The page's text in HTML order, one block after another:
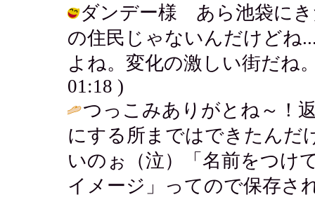
ダンデー様 あら池袋にき
の住民じゃないんだけどね
よね。変化の激しい街だね
01:18 )
つっこみありがとね～！
にする所まではできたんだ
いのぉ（泣）「名前をつけ
イメージ」ってので保存さ